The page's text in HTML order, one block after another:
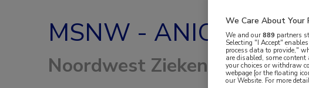
MSNW - ANIOS
Noordwest Ziekenhuisgroep,
We Care About Your
We and our889 partners
Selecting "I Accept"
process data to provide,"
are disabled, some
your choices or withdraw
webpage [or the floating
our Website. For more